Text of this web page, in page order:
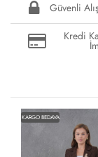
Güvenli
Kredi
KARGO BEDAVA